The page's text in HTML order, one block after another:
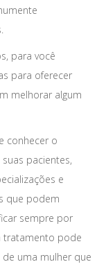
para você
para oferecer
melhorar algum
conhecer o
pacientes,
e
que podem
sempre por
tratamento pode
uma mulher que